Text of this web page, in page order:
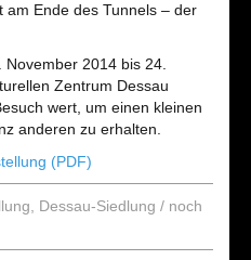
am Ende des Tunnels – der
2014 bis 24.
Zentrum Dessau
wert, um einen kleinen
anderen zu erhalten.
(PDF)
Dessau-Siedlung / noch